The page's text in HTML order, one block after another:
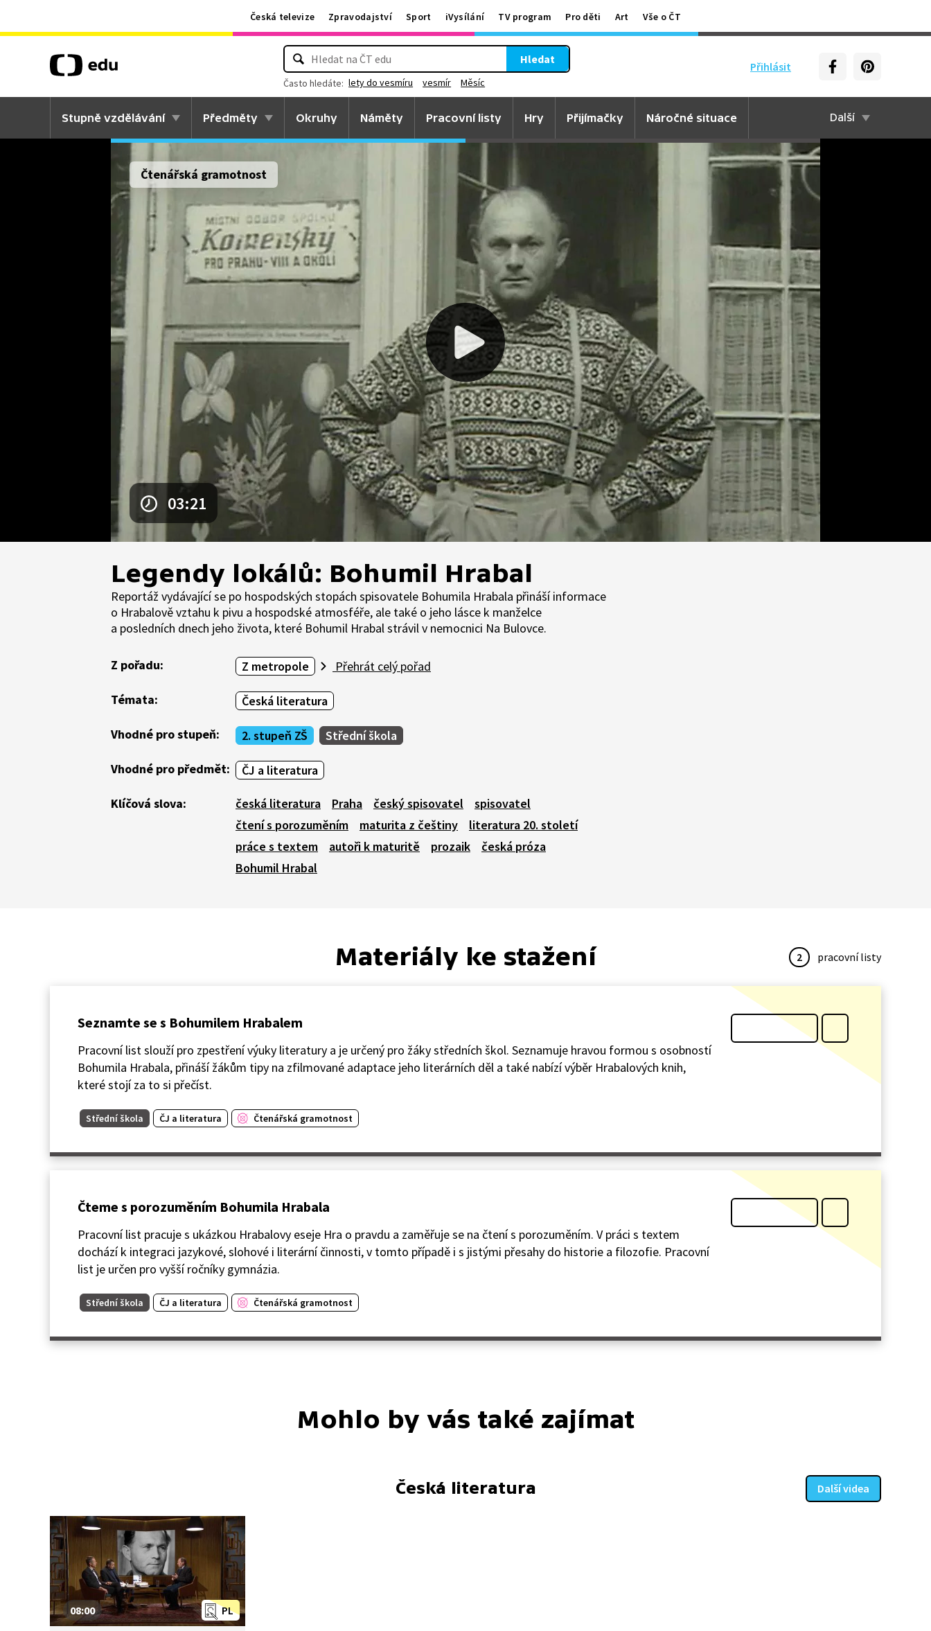
Česká televize Zpravodajství Sport iVysílání TV program Pro děti Art Vše o ČT
Přihlásit
Hledat
Často hledáte: lety do vesmíru vesmír Měsíc
Stupně vzdělávání Předměty Okruhy Náměty Pracovní listy Hry Přijímačky Náročné situace Další
03:21
Čtenářská gramotnost
Legendy lokálů: Bohumil Hrabal
Reportáž vydávající se po hospodských stopách spisovatele Bohumila Hrabala přináší informace
o Hrabalově vztahu k pivu a hospodské atmosféře, ale také o jeho lásce k manželce
a posledních dnech jeho života, které Bohumil Hrabal strávil v nemocnici Na Bulovce.
Z pořadu: Z metropole Přehrát celý pořad
Témata: Česká literatura
Vhodné pro stupeň: 2. stupeň ZŠ Střední škola
Vhodné pro předmět: ČJ a literatura
Klíčová slova: česká literatura Praha český spisovatel
spisovatel
čtení s porozuměním
maturita z češtiny
literatura 20. století
práce s textem
autoři k maturitě prozaik
česká próza
Bohumil Hrabal
Materiály ke stažení 2 pracovní listy
Seznamte se s Bohumilem Hrabalem
Pracovní list slouží pro zpestření výuky literatury a je určený pro žáky středních škol. Seznamuje hravou formou s osobností
Bohumila Hrabala, přináší žákům tipy na zfilmované adaptace jeho literárních děl a také nabízí výběr Hrabalových knih,
které stojí za to si přečíst.
Střední škola ČJ a literatura Čtenářská gramotnost
Čteme s porozuměním Bohumila Hrabala
Pracovní list pracuje s ukázkou Hrabalovy eseje Hra o pravdu a zaměřuje se na čtení s porozuměním. V práci s textem
dochází k integraci jazykové, slohové i literární činnosti, v tomto případě i s jistými přesahy do historie a filozofie. Pracovní
list je určen pro vyšší ročníky gymnázia.
Střední škola ČJ a literatura Čtenářská gramotnost
Mohlo by vás také zajímat
Česká literatura Další videa
PL
08:00